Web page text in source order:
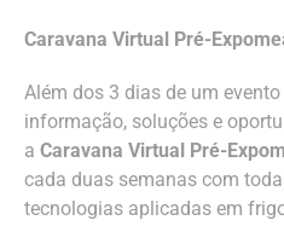
Caravana Virtual Pré-
Além dos 3 dias de um
informação, soluções e
a Caravana Virtual Pré-
cada duas semanas com
tecnologias aplicadas em